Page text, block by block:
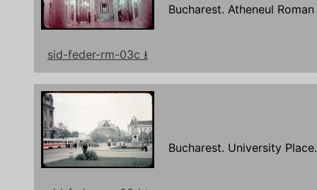
sid-feder-rm-03c ⭳
Bucharest. Atheneul
Bucharest. University Place.